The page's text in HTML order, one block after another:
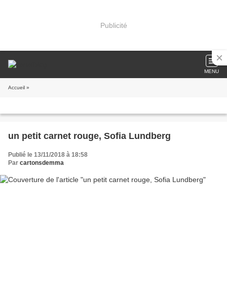
Publicité
MENU
Accueil »
un petit carnet rouge, Sofia Lundberg
Publié le 13/11/2018 à 18:58
Par cartonsdemma